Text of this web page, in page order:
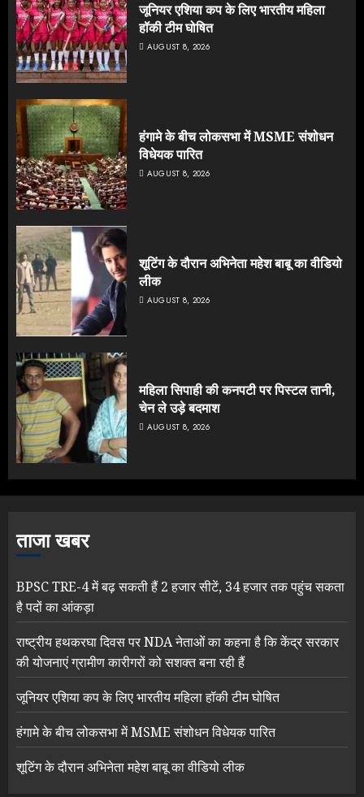
जूनियर एशिया कप के लिए भारतीय महिला
हॉकी टीम घोषित
AUGUST 8, 2026
हंगामे के बीच लोकसभा में MSME संशोधन
विधेयक पारित
AUGUST 8, 2026
शूटिंग के दौरान अभिनेता महेश बाबू का वीडियो
लीक
AUGUST 8, 2026
महिला सिपाही की कनपटी पर पिस्टल तानी,
चेन ले उड़े बदमाश
AUGUST 8, 2026
ताजा खबर
BPSC TRE-4 में बढ़ सकती हैं 2 हजार सीटें, 34 हजार तक पहुंच सकता
है पदों का आंकड़ा
राष्ट्रीय हथकरघा दिवस पर NDA नेताओं का कहना है कि केंद्र सरकार
की योजनाएं ग्रामीण कारीगरों को सशक्त बना रही हैं
जूनियर एशिया कप के लिए भारतीय महिला हॉकी टीम घोषित
हंगामे के बीच लोकसभा में MSME संशोधन विधेयक पारित
शूटिंग के दौरान अभिनेता महेश बाबू का वीडियो लीक